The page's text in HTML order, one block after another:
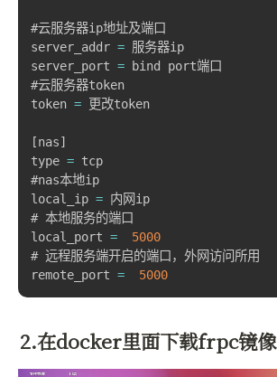
#云服务器ip地址及端口
server_addr = 服务器ip
server_port = bind port端口
#云服务器token
token = 更改token
[nas]
type = tcp
#nas本地ip
local_ip = 内网ip
# 本地服务的端口
local_port =
5000
# 远程服务端开启的端口，外网访问所用
remote_port = 5000
2.在docker里面下载frpc镜像